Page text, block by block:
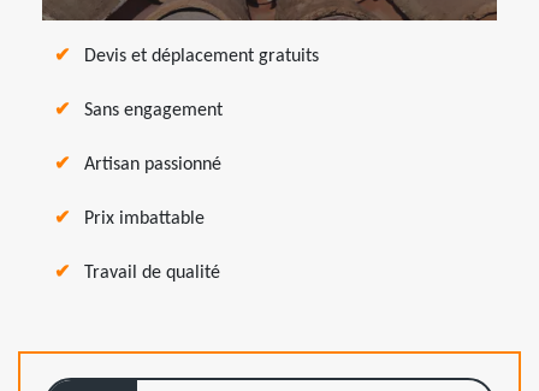
Devis et déplacement gratuits
Sans engagement
Artisan passionné
Prix imbattable
Travail de qualité